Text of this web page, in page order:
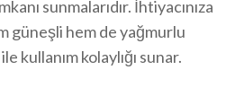
sunmalarıdır. İhtiyacınıza
güneşli hem de yağmurlu
kullanım kolaylığı sunar.